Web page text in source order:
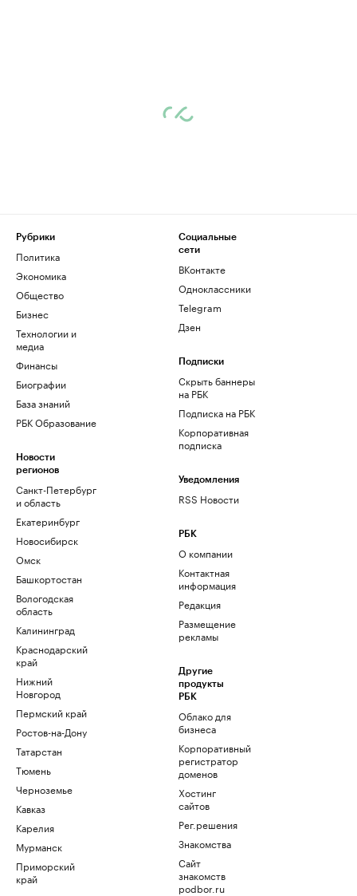
Рубрики
Политика
Экономика
Общество
Бизнес
Технологии и
медиа
Финансы
Биографии
База знаний
РБК Образование
Новости
регионов
Санкт-Петербург
и область
Екатеринбург
Новосибирск
Омск
Башкортостан
Вологодская
область
Калининград
Краснодарский
край
Нижний
Новгород
Пермский край
Ростов-на-Дону
Татарстан
Тюмень
Черноземье
Кавказ
Карелия
Мурманск
Приморский
край
Социальные
сети
ВКонтакте
Одноклассники
Telegram
Дзен
Подписки
Скрыть баннеры
на РБК
Подписка на РБК
Корпоративная
подписка
Уведомления
RSS Новости
РБК
О компании
Контактная
информация
Редакция
Размещение
рекламы
Другие
продукты
РБК
Облако для
бизнеса
Корпоративный
регистратор
доменов
Хостинг
сайтов
Рег.решения
Знакомства
Сайт
знакомств
podbor.ru